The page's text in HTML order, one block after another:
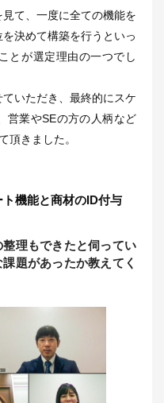
て、一度に全ての機能を
決めて構築を行うといっ
とが選定理由の一つでし
いただき、最終的にスケ
営業やSEの方の人柄など
頂きました。
機能と商材のID付与
理もできたと伺ってい
題があったか教えてく